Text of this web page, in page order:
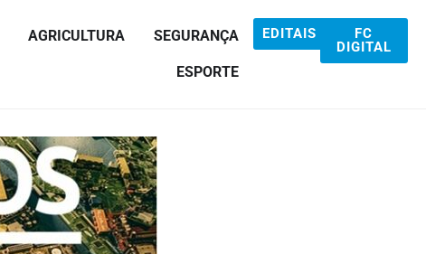
AGRICULTURA SEGURANÇA
ESPORTE
EDITAIS
FC
DIGITAL